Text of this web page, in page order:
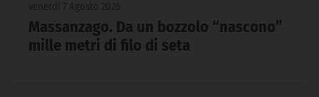
Massanzago. Da un bozzolo “nascono”
mille metri di filo di seta